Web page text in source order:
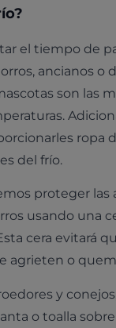
por imagen
microchip y
el tiempo de
ancianos o
son las
ropa
del frío.
proteger las
usando una
cera evitará
agrieten o
y
o toalla